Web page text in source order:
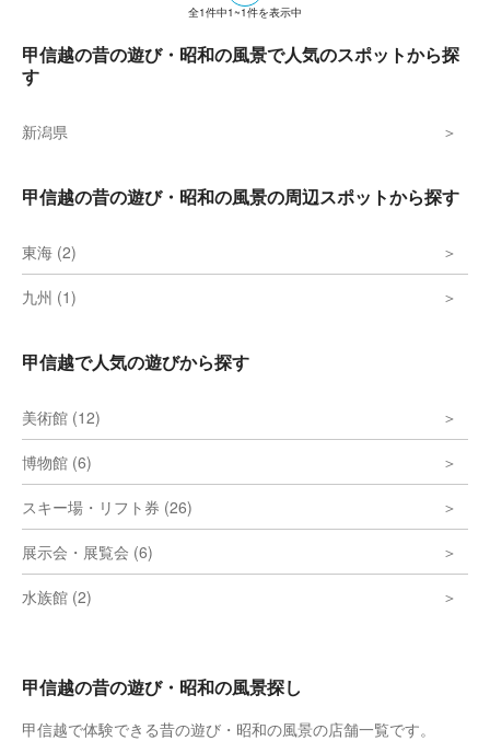
全1件中1~1件を表示中
甲信越の昔の遊び・昭和の風景で人気のスポットから探
す
新潟県
甲信越の昔の遊び・昭和の風景の周辺スポットから探す
東海 (2)
九州 (1)
甲信越で人気の遊びから探す
美術館 (12)
博物館 (6)
スキー場・リフト券 (26)
展示会・展覧会 (6)
水族館 (2)
甲信越の昔の遊び・昭和の風景探し
甲信越で体験できる昔の遊び・昭和の風景の店舗一覧です。